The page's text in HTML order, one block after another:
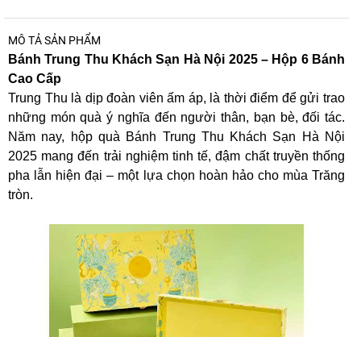
MÔ TẢ SẢN PHẨM
Bánh Trung Thu Khách Sạn Hà Nội 2025 – Hộp 6 Bánh
Cao Cấp
Trung Thu là dịp đoàn viên ấm áp, là thời điểm để gửi trao
những món quà ý nghĩa đến người thân, bạn bè, đối tác.
Năm nay, hộp quà Bánh Trung Thu Khách Sạn Hà Nội
2025 mang đến trải nghiệm tinh tế, đậm chất truyền thống
pha lẫn hiện đại – một lựa chọn hoàn hảo cho mùa Trăng
tròn.